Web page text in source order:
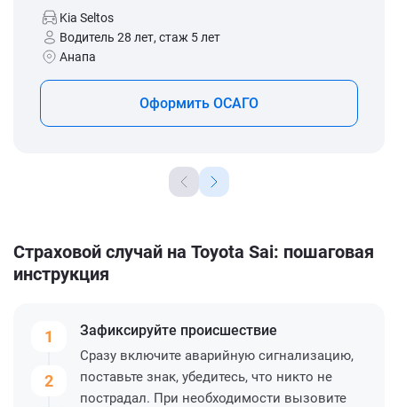
Kia Seltos
Водитель 28 лет, стаж 5 лет
Анапа
Оформить ОСАГО
Страховой случай на Toyota Sai: пошаговая
инструкция
1
2
Зафиксируйте происшествие
Сразу включите аварийную сигнализацию,
поставьте знак, убедитесь, что никто не
пострадал. При необходимости вызовите